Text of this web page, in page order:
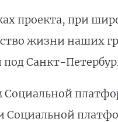
проекта, при
жизни наших
Санкт-
Социальной
Социальной